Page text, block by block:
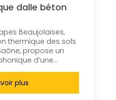
dalle béton
Beaujolaises,
thermique des sols
propose un
d’une...
plus